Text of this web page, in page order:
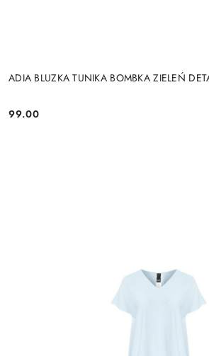
ADIA BLUZKA TUNIKA BOMBKA ZIELEŃ
Cena:
99.00